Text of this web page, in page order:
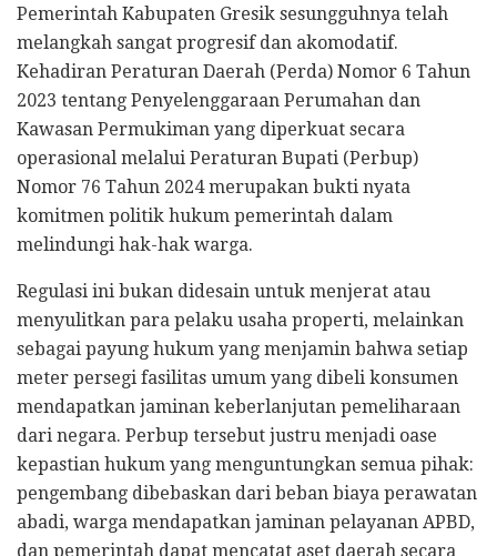
Pemerintah Kabupaten Gresik sesungguhnya telah
melangkah sangat progresif dan akomodatif.
Kehadiran Peraturan Daerah (Perda) Nomor 6 Tahun
2023 tentang Penyelenggaraan Perumahan dan
Kawasan Permukiman yang diperkuat secara
operasional melalui Peraturan Bupati (Perbup)
Nomor 76 Tahun 2024 merupakan bukti nyata
komitmen politik hukum pemerintah dalam
melindungi hak-hak warga.
Regulasi ini bukan didesain untuk menjerat atau
menyulitkan para pelaku usaha properti, melainkan
sebagai payung hukum yang menjamin bahwa setiap
meter persegi fasilitas umum yang dibeli konsumen
mendapatkan jaminan keberlanjutan pemeliharaan
dari negara. Perbup tersebut justru menjadi oase
kepastian hukum yang menguntungkan semua pihak:
pengembang dibebaskan dari beban biaya perawatan
abadi, warga mendapatkan jaminan pelayanan APBD,
dan pemerintah dapat mencatat aset daerah secara